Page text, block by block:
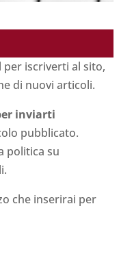
iscriverti al sito,
di nuovi articoli.
inviarti
pubblicato.
politica su
.
che inserirai per